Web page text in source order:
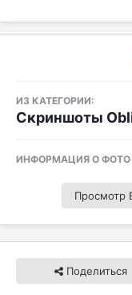
ИЗ КАТЕГОРИИ:
Скриншоты
ИНФОРМАЦИЯ О ФОТО
Просмотр
Поделиться